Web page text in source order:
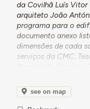
da Covilhã Luís Vitor
arquiteto João
programa para o
documento anexo
dimensões de cada
serviços da CMC,
o Comando da PSP.
envolvendo também
Repartição de
see on map